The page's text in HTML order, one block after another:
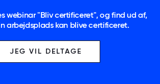
webinar "Bliv certificeret", og find ud af,
arbejdsplads kan blive certificeret.
JEG VIL DELTAGE